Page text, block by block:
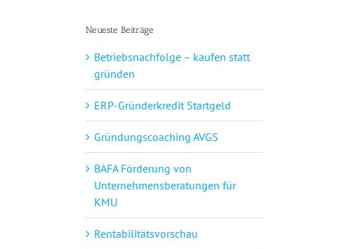
Neueste Beiträge
Betriebsnachfolge – kaufen statt
gründen
ERP-Gründerkredit Startgeld
Gründungscoaching AVGS
BAFA Förderung von
Unternehmensberatungen für
KMU
Rentabilitätsvorschau